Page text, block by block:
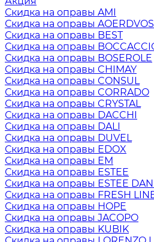
Скидка на оправы AMI
Скидка на оправы
Скидка на оправы BEST
Скидка на оправы
Скидка на оправы BOSEROLE
Скидка на оправы CHIMAY
Скидка на оправы CONSUL
Скидка на оправы CORRADO
Скидка на оправы CRYSTAL
Скидка на оправы DACCHI
Скидка на оправы DALI
Скидка на оправы DUVEL
Скидка на оправы EDOX
Скидка на оправы EM
Скидка на оправы ESTEE
Скидка на оправы ESTEE
Скидка на оправы FRESH
Скидка на оправы HOPE
Скидка на оправы JACOPO
Скидка на оправы KUBIK